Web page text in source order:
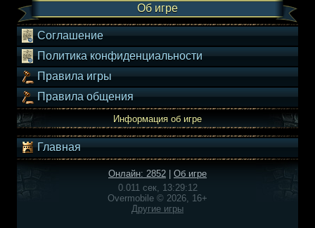
Об игре
Соглашение
Политика конфиденциальности
Правила игры
Правила общения
Информация об игре
Главная
Онлайн: 2852
Об игре
0.011 сек, 13:29:12
Overmobile © 2026, 16+
Другие игры